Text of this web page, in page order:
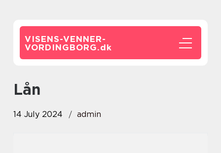
VISENS-VENNER-
VORDINGBORG.dk
Lån
14 July 2024 admin